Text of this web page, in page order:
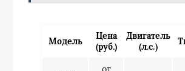
Модель
Цена
(руб.)
Двигатель
(л.с.)